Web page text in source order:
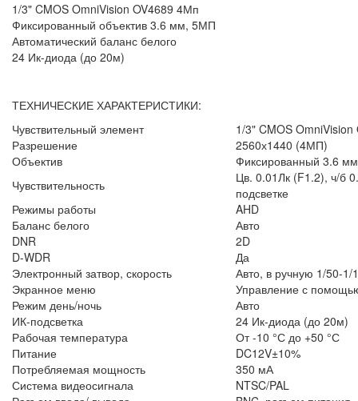
1/3" CMOS OmniVision OV4689 4Мп
Фиксированный объектив 3.6 мм, 5МП
Автоматический баланс белого
24 Ик-диода (до 20м)
ТЕХНИЧЕСКИЕ ХАРАКТЕРИСТИКИ:
Чувствительный элемент
1/3" CMOS
Разрешение
2560х1440 (4МП)
Объектив
Фиксированный 3.6
Чувствительность
Цв. 0.01Лк (F1.2), ч/б
подсветке
Режимы работы
AHD
Баланс белого
Авто
DNR
2D
D-WDR
Да
Электронный затвор, скорость
Авто, в ручную 1/50-1/
Экранное меню
Управление с
Режим день/ночь
Авто
ИК-подсветка
24 Ик-диода (до 20м)
Рабочая температура
От -10 °С до +50 °С
Питание
DC12V±10%
Потребляемая мощность
350 мА
Система видеосигнала
NTSC/PAL